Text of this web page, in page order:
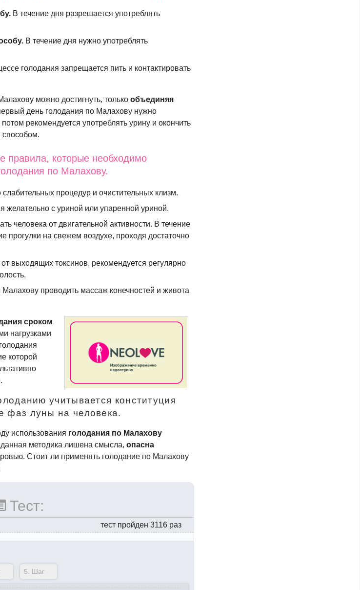
В течение дня разрешается употреблять
В течение дня нужно употреблять
голодания запрещается пить и контактировать
можно достигнуть, толькообъединяя
день голодания по Малахову нужно
рекомендуется употреблять урину и окончить
способом.
правила, которые необходимо
по Малахову.
процедур и очистительных клизм.
желательно с уриной или упаренной уриной.
человека от двигательной активности. В течение
прогулки на свежем воздухе, проходя достаточно
выходящих токсинов, рекомендуется регулярно
Малахову проводить массаж конечностей и живота
сроком
нагрузками
которой
учитывается конституция
фаз луны на человека.
использования голодания по Малахову
данная методика лишена смысла,опасна
Стоит ли применять голодание по Малахову
Тест:
тест пройден 3116 раз
5. Шаг